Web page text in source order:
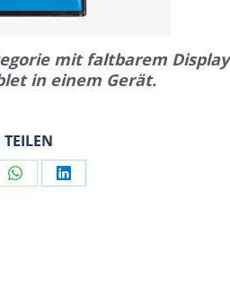
mit faltbarem Display
in einem Gerät.
TEILEN
Share Share